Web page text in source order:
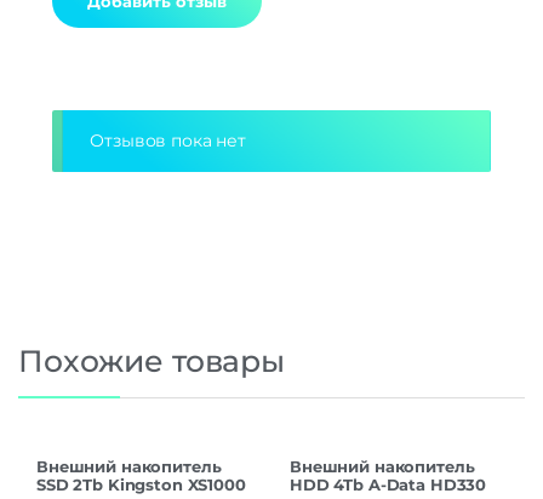
Отзывов пока нет
Похожие товары
Внешний накопитель
SSD 2Tb Kingston XS1000
Внешний накопитель
HDD 4Tb A-Data HD330